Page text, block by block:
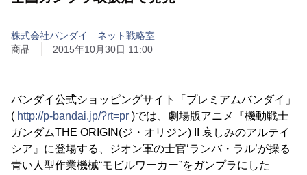
株式会社バンダイ ネット戦略室
商品
2015年10月30日 11:00
バンダイ公式ショッピングサイト「プレミアムバンダイ」
( http://p-bandai.jp/?rt=pr )では、劇場版アニメ『機動戦士
ガンダムTHE ORIGIN(ジ・オリジン) II 哀しみのアルテイ
シア』に登場する、ジオン軍の士官‘ランバ・ラル’が操る
青い人型作業機械“モビルワーカー”をガンプラにした